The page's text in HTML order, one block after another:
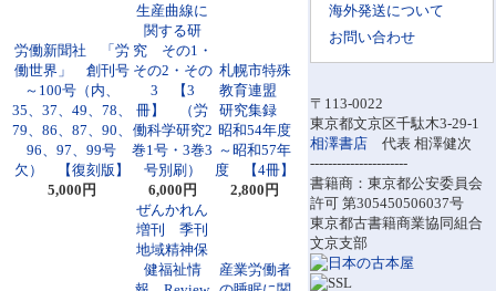
海外発送について
お問い合わせ
〒113-0022
東京都文京区千駄木3-29-1
相澤書店 代表 相澤健次
----------------------
書籍商：東京都公安委員会
許可 第305450506037号
東京都古書籍商業協同組合
文京支部
労働新聞社 「労
働世界」 創刊号
～100号（内、
35、37、49、78、
79、86、87、90、
96、97、99号
欠） 【復刻版】
5,000円
生産曲線に
関する研
究 その1・
その2・その
3 【3
冊】 （労
働科学研究2
巻1号・3巻3
号別刷）
6,000円
札幌市特殊
教育連盟
研究集録
昭和54年度
～昭和57年
度 【4冊】
2,800円
ぜんかれん
増刊 季刊
地域精神保
健福祉情
産業労働者